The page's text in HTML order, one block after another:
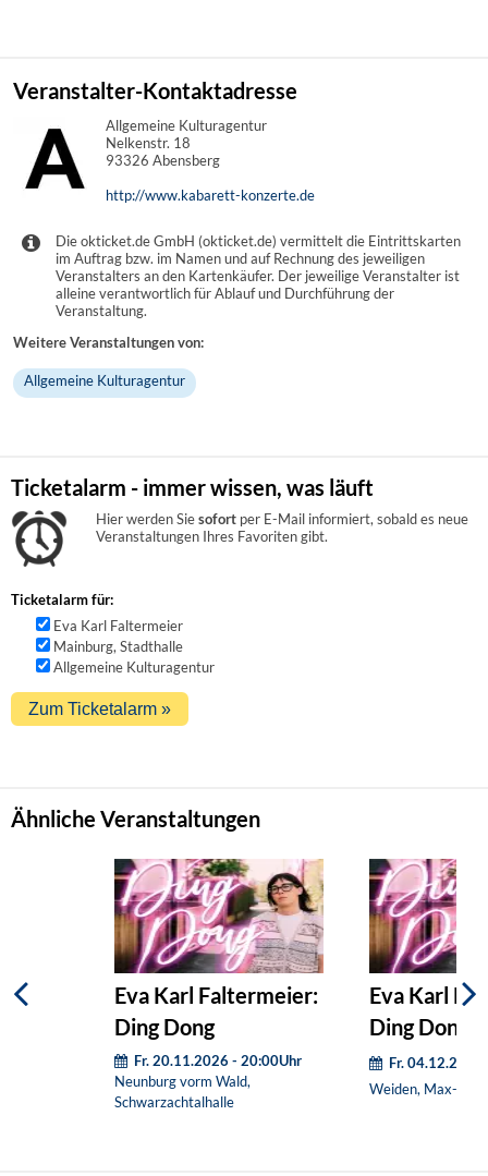
Veranstalter-Kontaktadresse
Allgemeine Kulturagentur
Nelkenstr. 18
93326 Abensberg
http://www.kabarett-konzerte.de
Die okticket.de GmbH (okticket.de) vermittelt die Eintrittskarten
im Auftrag bzw. im Namen und auf Rechnung des jeweiligen
Veranstalters an den Kartenkäufer. Der jeweilige Veranstalter ist
alleine verantwortlich für Ablauf und Durchführung der
Veranstaltung.
Weitere Veranstaltungen von:
Allgemeine Kulturagentur
Ticketalarm - immer wissen, was läuft
Hier werden Siesofort per E-Mail informiert, sobald es neue
Veranstaltungen Ihres Favoriten gibt.
Ticketalarm für:
Eva Karl Faltermeier
Mainburg, Stadthalle
Allgemeine Kulturagentur
Ähnliche Veranstaltungen
Eva Karl Faltermeier:
Ding Dong
Fr. 20.11.2026 - 20:00Uhr
Neunburg vorm Wald,
Schwarzachtalhalle
Eva Karl
Ding Dong
Fr.
Weiden, Max-